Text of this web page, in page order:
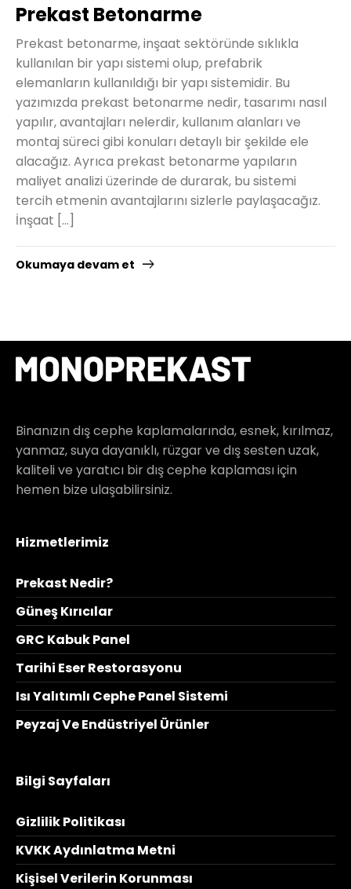
Prekast Betonarme
Prekast betonarme, inşaat sektöründe sıklıkla
kullanılan bir yapı sistemi olup, prefabrik
elemanların kullanıldığı bir yapı sistemidir. Bu
yazımızda prekast betonarme nedir, tasarımı nasıl
yapılır, avantajları nelerdir, kullanım alanları ve
montaj süreci gibi konuları detaylı bir şekilde ele
alacağız. Ayrıca prekast betonarme yapıların
maliyet analizi üzerinde de durarak, bu sistemi
tercih etmenin avantajlarını sizlerle paylaşacağız.
İnşaat […]
Okumaya devam et
Binanızın dış cephe kaplamalarında, esnek, kırılmaz,
yanmaz, suya dayanıklı, rüzgar ve dış sesten uzak,
kaliteli ve yaratıcı bir dış cephe kaplaması için
hemen bize ulaşabilirsiniz.
Hizmetlerimiz
Prekast Nedir?
Güneş Kırıcılar
GRC Kabuk Panel
Tarihi Eser Restorasyonu
Isı Yalıtımlı Cephe Panel Sistemi
Peyzaj Ve Endüstriyel Ürünler
Bilgi Sayfaları
Gizlilik Politikası
KVKK Aydınlatma Metni
Kişisel Verilerin Korunması